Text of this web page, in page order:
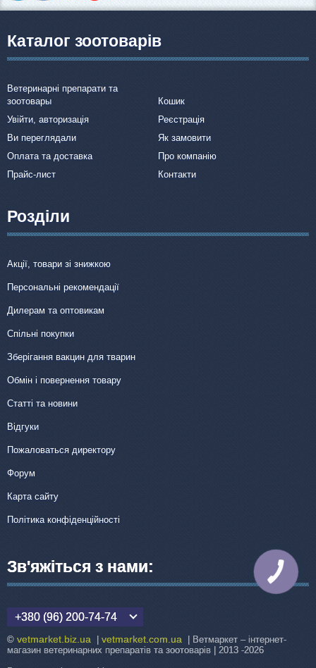
Каталог зоотоварів
Ветеринарні препарати та
зоотовары
Кошик
Увійти, авторизація
Реєстрація
Ви переглядали
Як замовити
Оплата та доставка
Про компанію
Прайс-лист
Контакти
Розділи
Акції, товари зі знижкою
Персональні рекомендації
Дилерам та оптовикам
Спільні покупки
Зберігання вакцин для тварин
Обмін і повернення товару
Статті та новини
Відгуки
Пожаловаться директору
Форум
Карта сайту
Політика конфіденційності
Зв'яжіться з нами:
+380 (96) 200-74-74
© vetmarket.biz.ua vetmarket.com.ua | Ветмаркет – інтернет-
магазин ветеринарних препаратів та зоотоварів | 2013 -2026
КНОПКА
ЗВ'ЯЗКУ